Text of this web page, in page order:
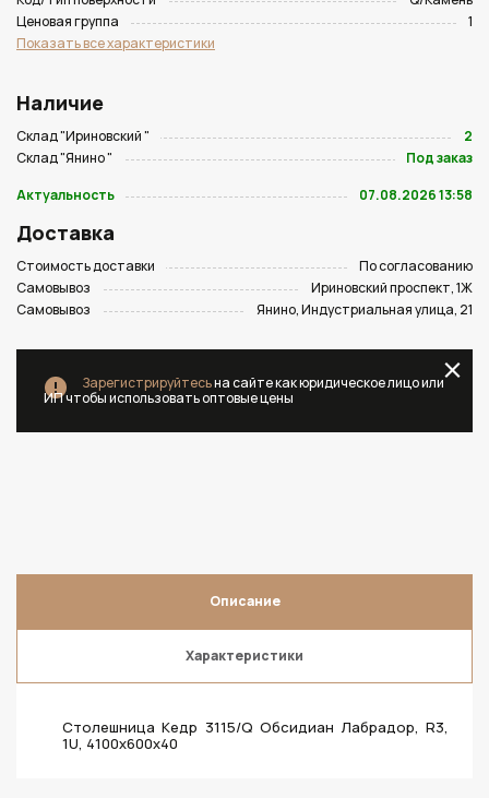
Ценовая группа
1
Показать все характеристики
Наличие
Склад "Ириновский "
2
Склад "Янино "
Под заказ
Актуальность
07.08.2026 13:58
Доставка
Стоимость доставки
По согласованию
Самовывоз
Ириновский проспект, 1Ж
Самовывоз
Янино, Индустриальная улица, 21
Зарегистрируйтесьна сайте как юридическое лицо или
ИП чтобы использовать оптовые цены
Описание
Характеристики
Столешница Кедр 3115/Q Обсидиан Лабрадор, R3,
1U, 4100х600х40